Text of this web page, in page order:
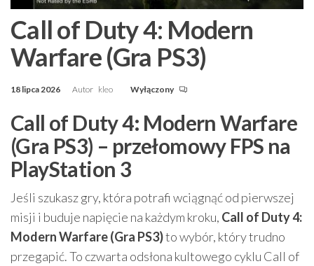
Call of Duty 4: Modern
Warfare (Gra PS3)
18 lipca 2026 Autor kleo Wyłączony
Call of Duty 4: Modern Warfare
(Gra PS3) – przełomowy FPS na
PlayStation 3
Jeśli szukasz gry, która potrafi wciągnąć od pierwszej
misji i buduje napięcie na każdym kroku, Call of Duty 4:
Modern Warfare (Gra PS3)to wybór, który trudno
przegapić. To czwarta odsłona kultowego cyklu Call of